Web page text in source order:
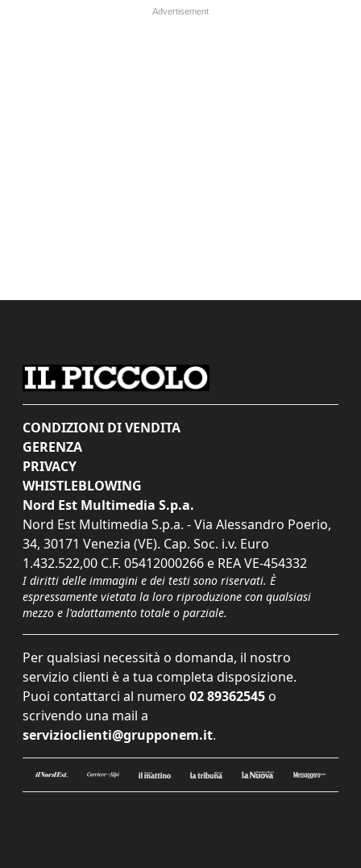
CONDIZIONI DI VENDITA
GERENZA
PRIVACY
WHISTLEBLOWING
Nord Est Multimedia S.p.a.
Nord Est Multimedia S.p.a. - Via Alessandro Poerio,
34, 30171 Venezia (VE). Cap. Soc. i.v. Euro
1.432.522,00 C.F. 05412000266 e REA VE-454332
I diritti delle immagini e dei testi sono riservati. È
espressamente vietata la loro riproduzione con qualsiasi
mezzo e l'adattamento totale o parziale.
Per qualsiasi necessità o domanda, il nostro
servizio clienti è a tua completa disposizione.
Puoi contattarci al numero 02 89362545 o
scrivendo una mail a
servizioclienti@grupponem.it.